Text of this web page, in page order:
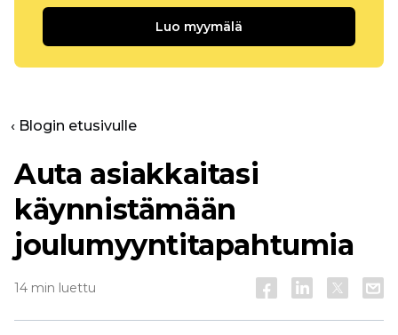
Luo myymälä
‹ Blogin etusivulle
Auta asiakkaitasi
käynnistämään
joulumyyntitapahtumia
14 min luettu